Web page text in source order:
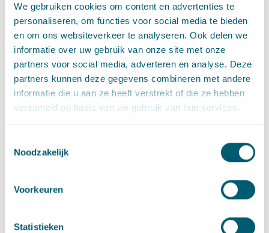
We gebruiken cookies om content en advertenties te
personaliseren, om functies voor social media te bieden
en om ons websiteverkeer te analyseren. Ook delen we
informatie over uw gebruik van onze site met onze
partners voor social media, adverteren en analyse. Deze
partners kunnen deze gegevens combineren met andere
informatie die u aan ze heeft verstrekt of die ze hebben
verzameld op basis van uw gebruik van hun services.
Noodzakelijk
Voorkeuren
Statistieken
Deel dit artikel via LinkedIn en e-mail
Contact
Ruben de Graaff